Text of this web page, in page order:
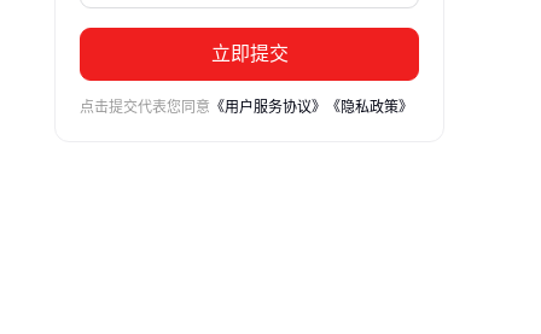
立即提交
点击提交代表您同意 《用户服务协议》 《隐私政策》